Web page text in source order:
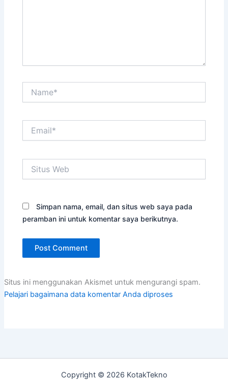
Web
Simpan nama, email, dan situs web saya pada
peramban ini untuk komentar saya berikutnya.
Situs ini menggunakan Akismet untuk mengurangi spam.
Pelajari bagaimana data komentar Anda diproses
Copyright © 2026 KotakTekno